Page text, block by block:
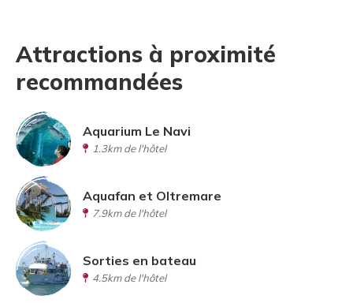
Attractions à proximité
recommandées
Aquarium Le Navi
1.3km de l'hôtel
Aquafan et Oltremare
7.9km de l'hôtel
Sorties en bateau
4.5km de l'hôtel